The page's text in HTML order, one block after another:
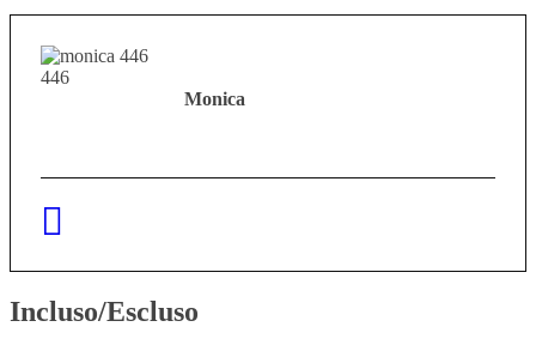
Monica
Incluso/Escluso